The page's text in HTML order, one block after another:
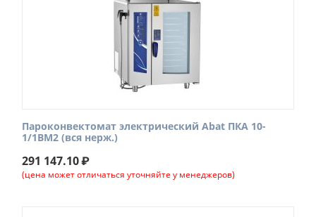
Пароконвектомат электрический Abat ПКА 10-
1/1ВМ2 (вся нерж.)
291 147.10₽
(цена может отличаться уточняйте у менеджеров)